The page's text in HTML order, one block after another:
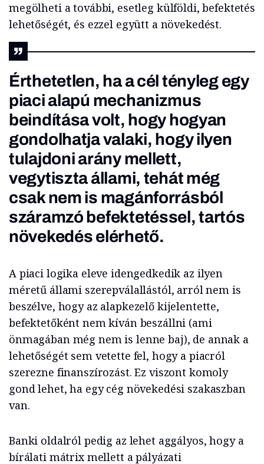
megölheti a további, esetleg külföldi, befektetés
lehetőségét, és ezzel együtt a növekedést.
Érthetetlen, ha a cél tényleg egy
piaci alapú mechanizmus
beindítása volt, hogy hogyan
gondolhatja valaki, hogy ilyen
tulajdoni arány mellett,
vegytiszta állami, tehát még
csak nem is magánforrásból
száramzó befektetéssel, tartós
növekedés elérhető.
A piaci logika eleve idengedkedik az ilyen
méretű állami szerepválallástól, arról nem is
beszélve, hogy az alapkezelő kijelentette,
befektetőként nem kíván beszállni (ami
önmagában még nem is lenne baj), de annak a
lehetőségét sem vetette fel, hogy a piacról
szerezne finanszírozást. Ez viszont komoly
gond lehet, ha egy cég növekedési szakaszban
van.
Banki oldalról pedig az lehet aggályos, hogy a
bírálati mátrix mellett a pályázati